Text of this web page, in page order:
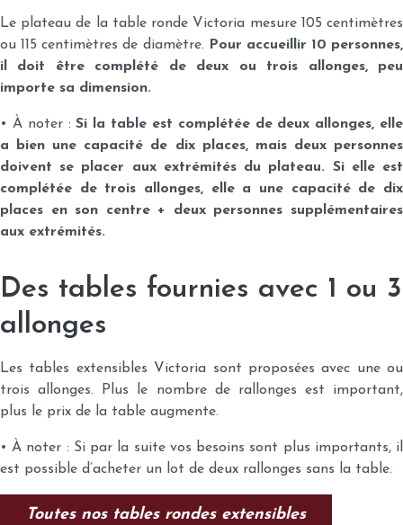
Le plateau de la table ronde Victoria mesure 105 centimètres
ou 115 centimètres de diamètre. Pour accueillir 10 personnes,
il doit être complété de deux ou trois allonges, peu
importe sa dimension.
• À noter : Si la table est complétée de deux allonges, elle
a bien une capacité de dix places, mais deux personnes
doivent se placer aux extrémités du plateau. Si elle est
complétée de trois allonges, elle a une capacité de dix
places en son centre + deux personnes supplémentaires
aux extrémités.
Des tables fournies avec 1 ou 3
allonges
Les tables extensibles Victoria sont proposées avec une ou
trois allonges. Plus le nombre de rallonges est important,
plus le prix de la table augmente.
• À noter : Si par la suite vos besoins sont plus importants, il
est possible d’acheter un lot de deux rallonges sans la table.
Toutes nos tables rondes extensibles